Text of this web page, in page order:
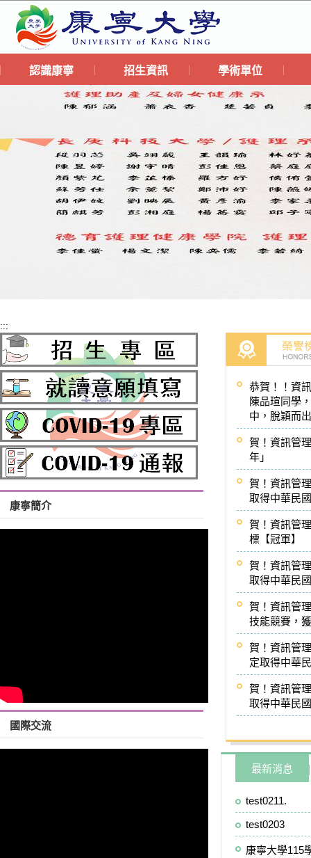
認識康寧 招生資訊 學術單位
:::
康寧簡介
國際交流
恭賀！！資
陳品瑄同學
中，脫穎而
賀！資訊管
年」
賀！資訊管
取得中華民
賀！資訊管
標【冠軍】
賀！資訊管
取得中華民
賀！資訊管
技能競賽，
賀！資訊管
定取得中華
賀！資訊管
取得中華民
最新消息
test0211.
test0203
康寧大學115